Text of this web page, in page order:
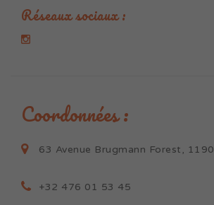
Réseaux sociaux :
Coordonnées :
63 Avenue Brugmann Forest, 1190
+32 476 01 53 45